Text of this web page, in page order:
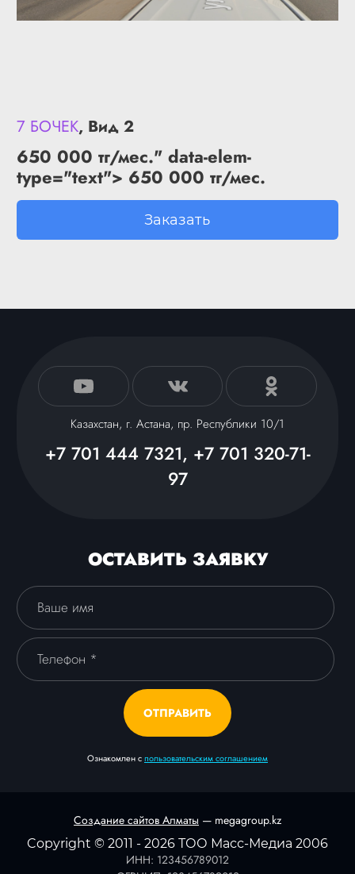
7 БОЧЕК, Вид 2
650 000 тг/мес." data-elem-
type="text"> 650 000 тг/мес.
Заказать
Казахстан, г. Астана, пр. Республики 10/1
+7 701 444 7321, +7 701 320-71-
97
ОСТАВИТЬ ЗАЯВКУ
ОТПРАВИТЬ
Ознакомлен спользовательским соглашением
Создание сайтов Алматы — megagroup.kz
Copyright © 2011 - 2026 ТОО Масс-Медиа 2006
ИНН: 123456789012